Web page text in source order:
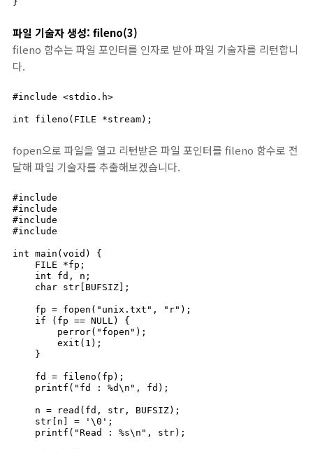
파일 기술자 생성: fileno(3)
fileno 함수는 파일 포인터를 인자로 받아 파일 기술자를 리턴합니
다.
#include <stdio.h>
int fileno(FILE *stream);
fopen으로 파일을 열고 리턴받은 파일 포인터를 fileno 함수로 전
달해 파일 기술자를 추출해보겠습니다.
#include
#include
#include
#include
int main(void) {